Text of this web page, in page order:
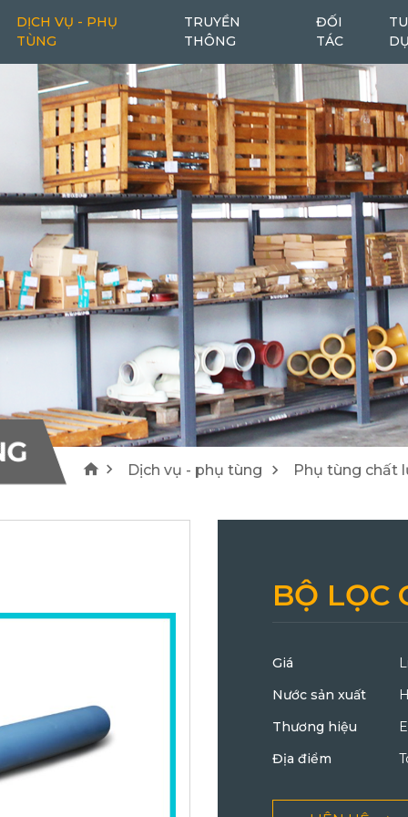
Máy cào bóc
6
Máy cào bóc tái chế
1
Máy san
1
Ô tô
4
Máy cào bóc/ Máy tái chế Wirtgen
DỊCH VỤ - PHỤ
TÙNG
TRUYỀN
THÔNG
ĐỐI
TÁC
Dịch vụ - phụ tùng Phụ tùng chất
BỘ LỌC
Giá
Nước sản xuất
Thương hiệu
Địa điểm